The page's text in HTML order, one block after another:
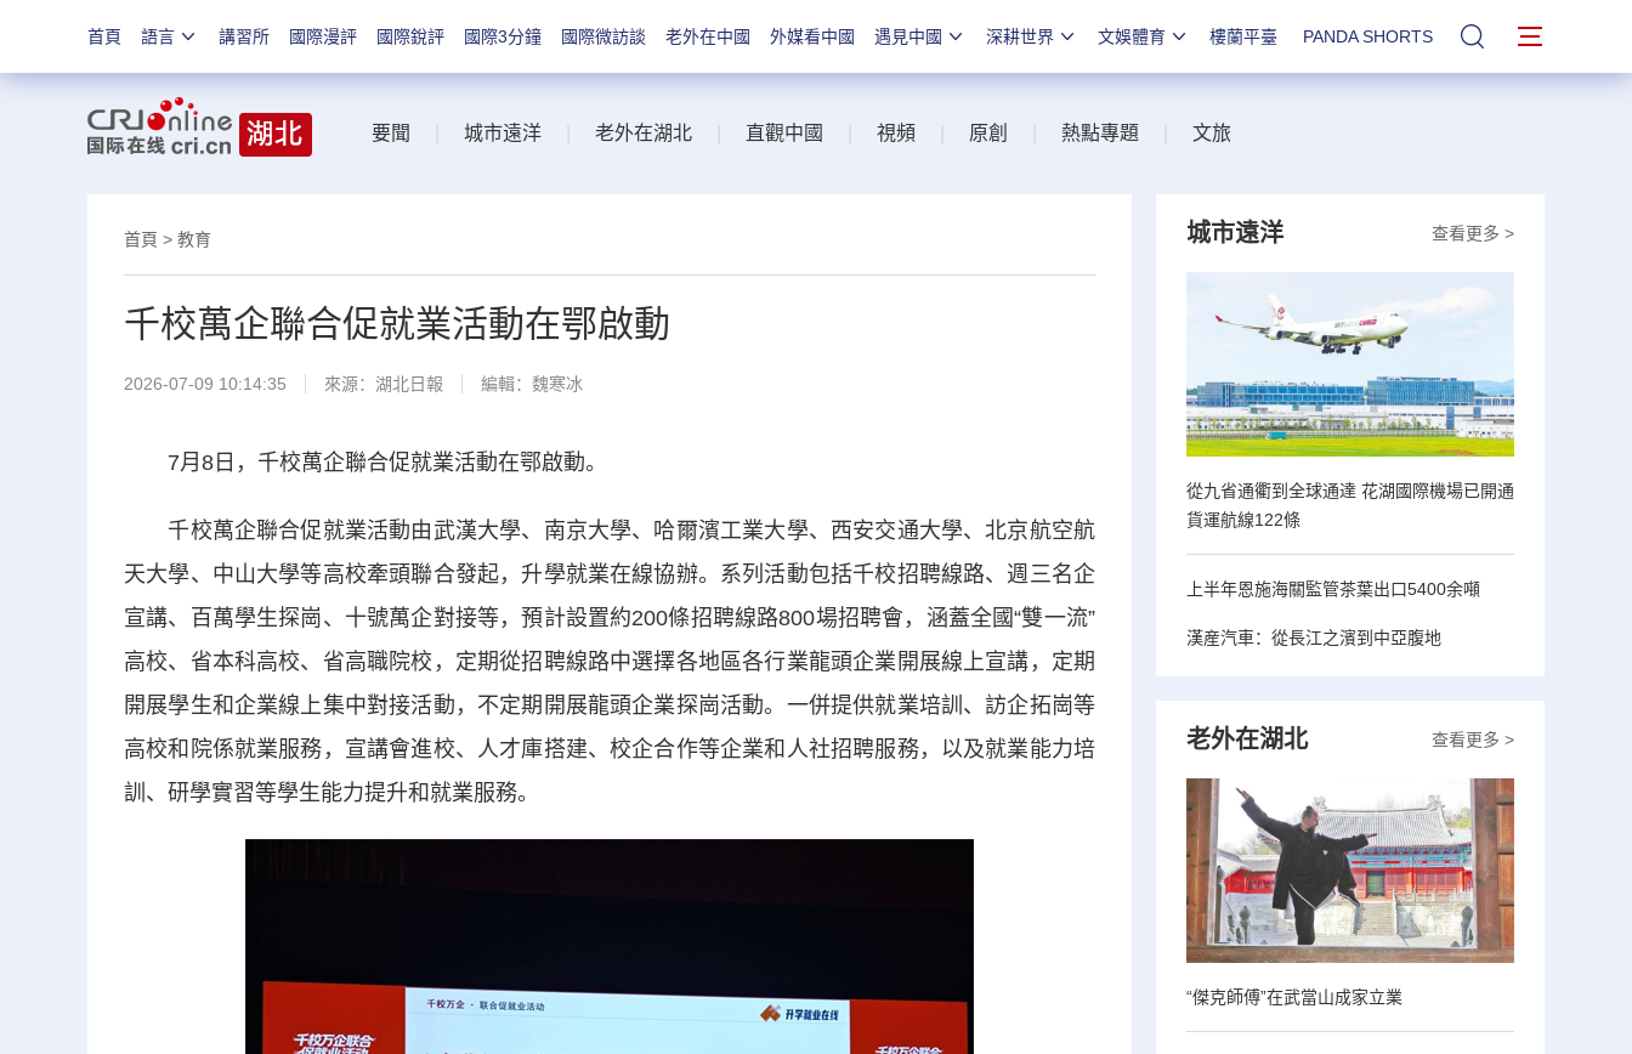
首頁 語言 講習所 國際漫評 國際銳評 國際3分鐘 國際微訪談 老外在中國 外媒看中國 遇見中國 深耕世界 文娛體育 樓蘭平臺 PANDA SHORTS 站內搜索
要聞 城市遠洋 老外在湖北 直觀中國 視頻 原創 熱點專題 文旅
首頁 > 教育
千校萬企聯合促就業活動在鄂啟動
2026-07-09 10:14:35 來源： 湖北日報 編輯：魏寒冰
7月8日，千校萬企聯合促就業活動在鄂啟動。
千校萬企聯合促就業活動由武漢大學、南京大學、哈爾濱工業大學、西安交通大學、北京航空航
天大學、中山大學等高校牽頭聯合發起，升學就業在線協辦。系列活動包括千校招聘線路、週三名企
宣講、百萬學生探崗、十號萬企對接等，預計設置約200條招聘線路800場招聘會，涵蓋全國“雙一流”
高校、省本科高校、省高職院校，定期從招聘線路中選擇各地區各行業龍頭企業開展線上宣講，定期
開展學生和企業線上集中對接活動，不定期開展龍頭企業探崗活動。一併提供就業培訓、訪企拓崗等
高校和院係就業服務，宣講會進校、人才庫搭建、校企合作等企業和人社招聘服務，以及就業能力培
訓、研學實習等學生能力提升和就業服務。
查看更多 >
城市遠洋
從九省通衢到全球通達 花湖國際機場已開通
貨運航線122條
上半年恩施海關監管茶葉出口5400余噸
漢産汽車：從長江之濱到中亞腹地
查看更多 >
老外在湖北
“傑克師傅”在武當山成家立業